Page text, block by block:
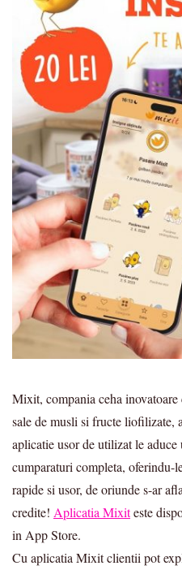
Mixit, compania ceha
sale de musli si fructe liofilizate,
aplicatie usor de utilizat le
cumparaturi completa, oferindu-
rapide si usor, de oriunde s-ar
credite! Aplicatia Mixiteste
in App Store.
Cu aplicatia Mixit clientii pot